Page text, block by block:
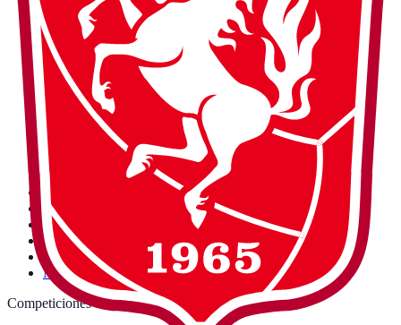
Competiciones
Equipos
Canales
Jugadores
Guías
Calendario LaLiga imprimible
Calendario de España · Mundial 2026
Fichajes Real Madrid 2026
Estadios
Blog
Árbitros
Récords
Comparativa TV fútbol 2026
Precio DAZN 2026
Comparativa de eSIM
Sobre nosotros
Metodología
Competiciones